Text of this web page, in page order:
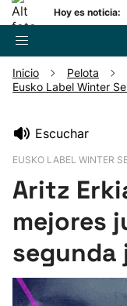
Hoy es noticia:
Fútbol
Pelota
Baloncesto
Inicio Pelota
Eusko Label Winter
Escuchar
EUSKO LABEL WINTER
Aritz
mejores
segunda